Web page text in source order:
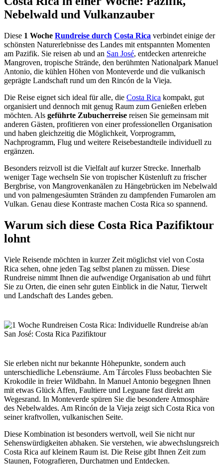
Nebelwald und Vulkanzauber
Diese 1 Woche Rundreise durch Costa Rica verbindet einige der
schönsten Naturerlebnisse des Landes mit entspannten Momenten
am Pazifik. Sie reisen ab und an San José, entdecken artenreiche
Mangroven, tropische Strände, den berühmten Nationalpark Manuel
Antonio, die kühlen Höhen von Monteverde und die vulkanisch
geprägte Landschaft rund um den Rincón de la Vieja.
Die Reise eignet sich ideal für alle, die Costa Rica kompakt, gut
organisiert und dennoch mit genug Raum zum Genießen erleben
möchten. Als geführte Zubucherreise reisen Sie gemeinsam mit
anderen Gästen, profitieren von einer professionellen Organisation
und haben gleichzeitig die Möglichkeit, Vorprogramm,
Nachprogramm, Flug und weitere Reisebestandteile individuell zu
ergänzen.
Besonders reizvoll ist die Vielfalt auf kurzer Strecke. Innerhalb
weniger Tage wechseln Sie von tropischer Küstenluft zu frischer
Bergbrise, von Mangrovenkanälen zu Hängebrücken im Nebelwald
und von palmengesäumten Stränden zu dampfenden Fumarolen am
Vulkan. Genau diese Kontraste machen Costa Rica so spannend.
Warum sich diese Costa Rica Pazifiktour
lohnt
Viele Reisende möchten in kurzer Zeit möglichst viel von Costa
Rica sehen, ohne jeden Tag selbst planen zu müssen. Diese
Rundreise nimmt Ihnen die aufwendige Organisation ab und führt
Sie zu Orten, die einen sehr guten Einblick in die Natur, Tierwelt
und Landschaft des Landes geben.
Sie erleben nicht nur bekannte Höhepunkte, sondern auch
unterschiedliche Lebensräume. Am Tárcoles Fluss beobachten Sie
Krokodile in freier Wildbahn. In Manuel Antonio begegnen Ihnen
mit etwas Glück Affen, Faultiere und Leguane fast direkt am
Wegesrand. In Monteverde spüren Sie die besondere Atmosphäre
des Nebelwaldes. Am Rincón de la Vieja zeigt sich Costa Rica von
seiner kraftvollen, vulkanischen Seite.
Diese Kombination ist besonders wertvoll, weil Sie nicht nur
Sehenswürdigkeiten abhaken. Sie verstehen, wie abwechslungsreich
Costa Rica auf kleinem Raum ist. Die Reise gibt Ihnen Zeit zum
Staunen, Fotografieren, Durchatmen und Entdecken.